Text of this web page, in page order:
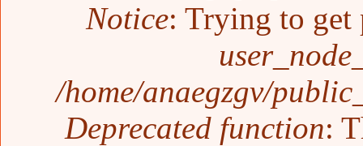
Notice: Trying to get
/home/anaegzgv/
Deprecated function: